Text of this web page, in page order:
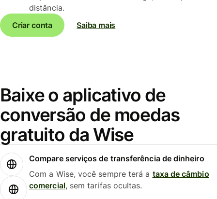
distância.
Criar conta
Saiba mais
Baixe o aplicativo de
conversão de moedas
gratuito da Wise
Compare serviços de transferência de dinheiro
Com a Wise, você sempre terá a taxa de câmbio
comercial, sem tarifas ocultas.